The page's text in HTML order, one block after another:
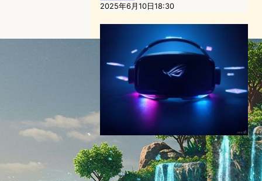
2025年6月10日18:30
ASUS、Meta Horizon OS搭
載のハイエンドVRヘッドセ
ット『Tarius』を開発中—ア